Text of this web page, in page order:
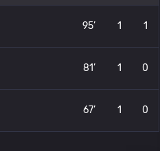
95’ 1 1
81’ 1 0
67’ 1 0